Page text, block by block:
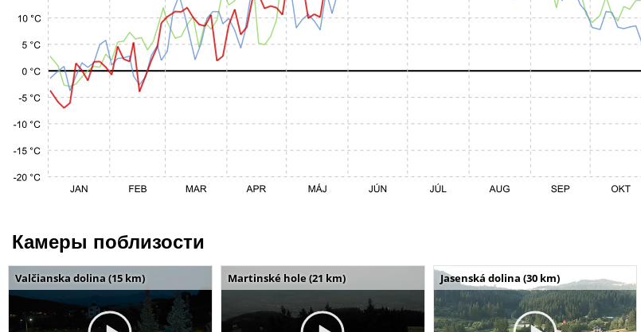
Камеры поблизости
Valčianska dolina (15 km) Martinské hole (21 km) Jasenská dolina (30 km)